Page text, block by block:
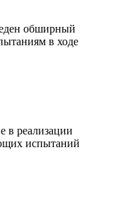
обширный
в ходе
реализации
испытаний